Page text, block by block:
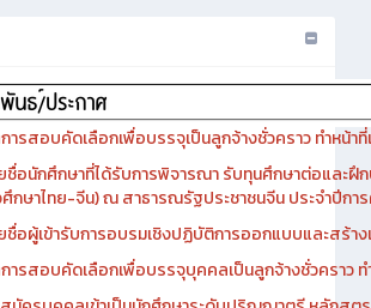
ารสอบคัดเลือกเพื่อบรรจุเป็นลูกจ้างชั่วคราว ทำหน้าที่
ชื่อนักศึกษาที่ได้รับการพิจารณา รับทุนศึกษาต่อและฝึ
กษาไทย-จีน) ณ สาธารณรัฐประชาชนจีน ประจำปีก
ชื่อผู้เข้ารับการอบรมเชิงปฏิบัติการออกแบบและสร้า
ารสอบคัดเลือกเพื่อบรรจุบุคคลเป็นลูกจ้างชั่วคราว ท